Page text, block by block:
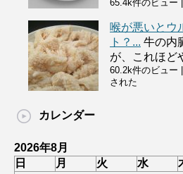
65.4k件のビュー
喉が悪いとウ
ト？... 牛の内
が、これほど
60.2k件のビュー
された
カレンダー
2026年8月
日
月 火 水